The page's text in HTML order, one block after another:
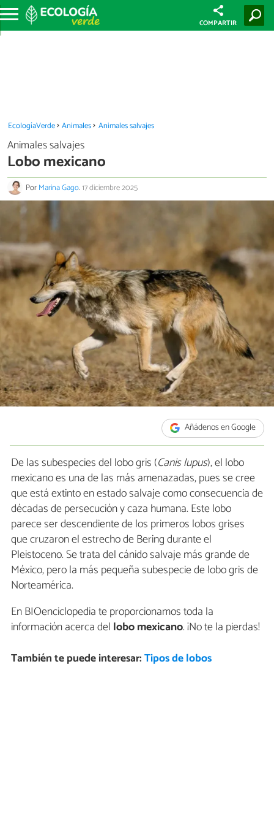
COMPARTIR
EcologíaVerde Animales Animales salvajes
Animales salvajes
Lobo mexicano
PorMarina Gago.17 diciembre 2025
Añádenos en Google
De las subespecies del lobo gris (Canis lupus), el lobo
mexicano es una de las más amenazadas, pues se cree
que está extinto en estado salvaje como consecuencia de
décadas de persecución y caza humana. Este lobo
parece ser descendiente de los primeros lobos grises
que cruzaron el estrecho de Bering durante el
Pleistoceno. Se trata del cánido salvaje más grande de
México, pero la más pequeña subespecie de lobo gris de
Norteamérica.
En BIOenciclopedia te proporcionamos toda la
información acerca del lobo mexicano. ¡No te la pierdas!
También te puede interesar:Tipos de lobos